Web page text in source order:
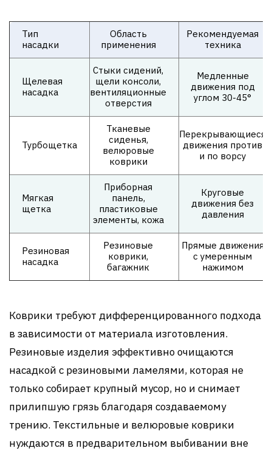
Тип
насадки
Область
применения
Рекомендуемая
техника
Щелевая
насадка
Стыки сидений,
щели консоли,
вентиляционные
отверстия
Медленные
движения под
углом 30-45°
Турбощетка
Тканевые
сиденья,
велюровые
коврики
Перекрывающиеся
движения против
и по ворсу
Мягкая
щетка
Приборная
панель,
пластиковые
элементы, кожа
Круговые
движения без
давления
Резиновая
насадка
Резиновые
коврики,
багажник
Прямые движения
с умеренным
нажимом
Коврики требуют дифференцированного подхода
в зависимости от материала изготовления.
Резиновые изделия эффективно очищаются
насадкой с резиновыми ламелями, которая не
только собирает крупный мусор, но и снимает
прилипшую грязь благодаря создаваемому
трению. Текстильные и велюровые коврики
нуждаются в предварительном выбивании вне